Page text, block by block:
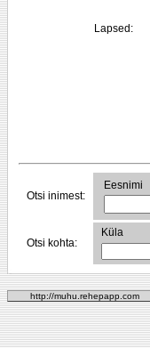
Lapsed:
Otsi inimest:
Eesnimi
Otsi kohta:
Küla
http://muhu.rehepapp.com